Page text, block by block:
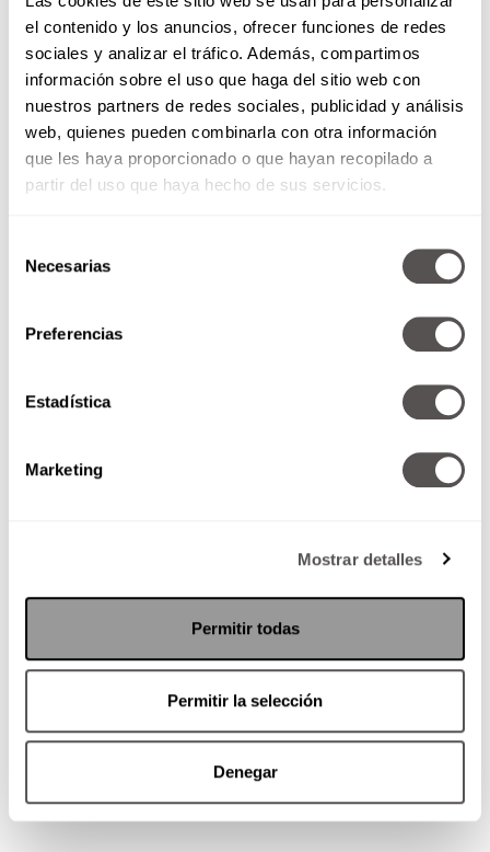
el contenido y los anuncios, ofrecer funciones de redes
sociales y analizar el tráfico. Además, compartimos
información sobre el uso que haga del sitio web con
nuestros partners de redes sociales, publicidad y análisis
web, quienes pueden combinarla con otra información
que les haya proporcionado o que hayan recopilado a
partir del uso que haya hecho de sus servicios.
Necesarias
Preferencias
Estadística
Marketing
Mostrar detalles
Permitir todas
Permitir la selección
Denegar
alimentos. La mayoría de los adultos necesitan
alrededor de 15 mg de vitamina E por día.
Puedes aumentar tu ingesta al:
Comer más nueces y semillas, como
almendras, avellanas y semillas de girasol.
Tomando un suplemento multivitamínico o
de vitamina E.
es esencial para ayudar al proceso
de coagulación de la sangre del cuerpo, lo que
ayuda a sanar heridas y moretones. También se
estrías, cicatrices o círculos oscuros en los ojos.
Se puede encontrar en diferentes cremas, sin
los efectos de la vitamina K en la piel son más
puedes aumentar tu ingesta comiendo: col
verdes.